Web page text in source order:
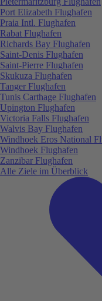
Port Elizabeth Flughafen
Praia Intl. Flughafen
Rabat Flughafen
Richards Bay Flughafen
Saint-Denis Flughafen
Saint-Pierre Flughafen
Skukuza Flughafen
Tanger Flughafen
Tunis Carthage Flughafen
Upington Flughafen
Victoria Falls Flughafen
Walvis Bay Flughafen
Windhoek Eros National
Windhoek Flughafen
Zanzibar Flughafen
Alle Ziele im Überblick